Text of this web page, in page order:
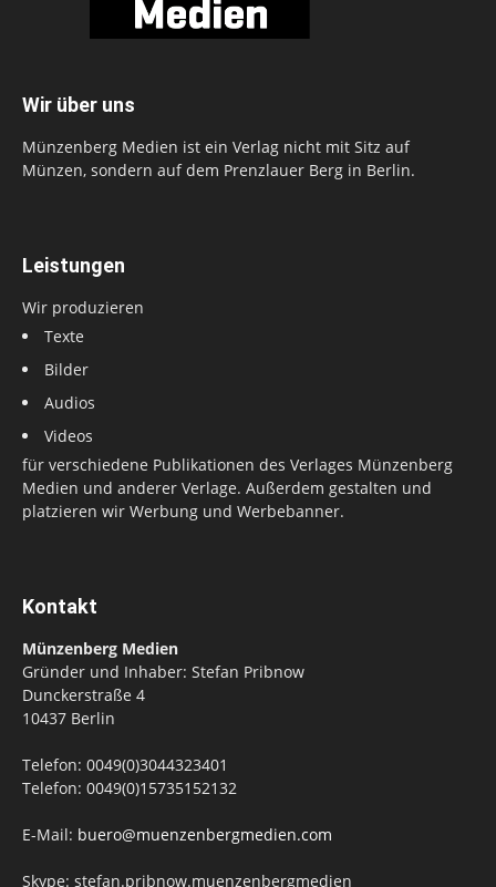
Wir über uns
Münzenberg Medien ist ein Verlag nicht mit Sitz auf
Münzen, sondern auf dem Prenzlauer Berg in Berlin.
Leistungen
Wir produzieren
Texte
Bilder
Audios
Videos
für verschiedene Publikationen des Verlages Münzenberg
Medien und anderer Verlage. Außerdem gestalten und
platzieren wir Werbung und Werbebanner.
Kontakt
Münzenberg Medien
Gründer und Inhaber: Stefan Pribnow
Dunckerstraße 4
10437 Berlin
Telefon: 0049(0)3044323401
Telefon: 0049(0)15735152132
E-Mail: buero@muenzenbergmedien.com
Skype: stefan.pribnow.muenzenbergmedien